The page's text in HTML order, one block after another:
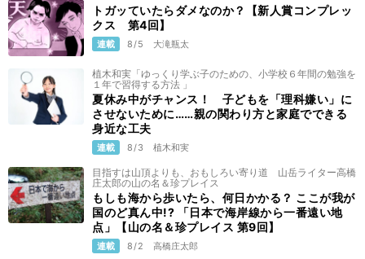
トガッていたらダメなのか？【新人賞コンプレッ
クス 第4回】
連載 8/5 大滝瓶太
植木和実「ゆっくり学ぶ子のための、小学校６年間の勉強を
１年で習得する方法 」
夏休み中がチャンス！ 子どもを「理科嫌い」に
させないために……親の関わり方と家庭でできる
身近な工夫
連載 8/3 植木和実
目指すは山頂よりも、おもしろい寄り道 山岳ライター高橋
庄太郎の山の名＆珍プレイス
もしも海から歩いたら、何日かかる？ ここが我が
国のど真ん中!? 「日本で海岸線から一番遠い地
点」【山の名＆珍プレイス 第9回】
連載 8/2 高橋庄太郎